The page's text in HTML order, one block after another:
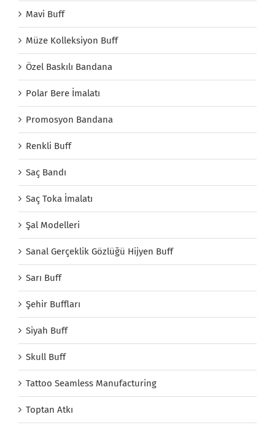
Mavi Buff
Müze Kolleksiyon Buff
Özel Baskılı Bandana
Polar Bere İmalatı
Promosyon Bandana
Renkli Buff
Saç Bandı
Saç Toka İmalatı
Şal Modelleri
Sanal Gerçeklik Gözlüğü Hijyen Buff
Sarı Buff
Şehir Buffları
Siyah Buff
Skull Buff
Tattoo Seamless Manufacturing
Toptan Atkı